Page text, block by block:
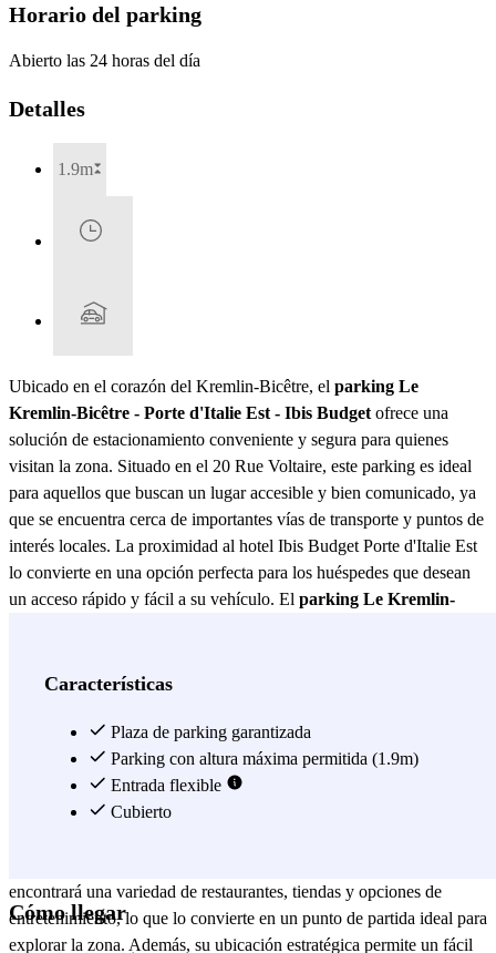
Horario del parking
Abierto las 24 horas del día
Detalles
1.9m
Ubicado en el corazón del Kremlin-Bicêtre, el parking Le
Kremlin-Bicêtre - Porte d'Italie Est - Ibis Budget ofrece una
solución de estacionamiento conveniente y segura para quienes
visitan la zona. Situado en el 20 Rue Voltaire, este parking es ideal
para aquellos que buscan un lugar accesible y bien comunicado, ya
que se encuentra cerca de importantes vías de transporte y puntos de
interés locales. La proximidad al hotel Ibis Budget Porte d'Italie Est
lo convierte en una opción perfecta para los huéspedes que desean
un acceso rápido y fácil a su vehículo. El parking Le Kremlin-
horas, los 7 días de la semana, garantiza la tranquilidad de saber que
controlado y las instalaciones bien iluminadas contribuyen a una
experiencia de estacionamiento sin preocupaciones. Este parking es
una excelente opción tanto para estancias cortas como largas,
adaptándose a las necesidades de cada cliente. Otra ventaja del
encontrará una variedad de restaurantes, tiendas y opciones de
entretenimiento, lo que lo convierte en un punto de partida ideal para
explorar la zona. Además, su ubicación estratégica permite un fácil
Características
Plaza de parking garantizada
Parking con altura máxima permitida (1.9m)
Entrada flexible
Cubierto
Cómo llegar